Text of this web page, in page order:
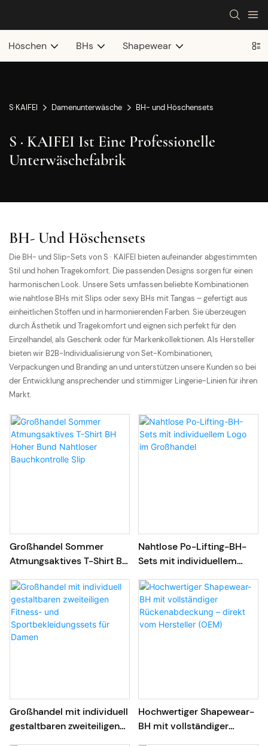
Höschen BHs Shapewear
S·KAIFEI Damenunterwäsche BH- und Höschensets
S · KAIFEI Ist Eine Professionelle
Unterwäschefabrik
BH- Und Höschensets
Die BH- und Slip-Sets von S · KAIFEI bieten aufeinander abgestimmten
Stil und hohen Tragekomfort. Die passenden Designs sorgen für einen
harmonischen Look. Unsere Sets umfassen beliebte Kombinationen
wie nahtlose BHs mit Slips oder sexy BHs mit Tangas – gefertigt aus
einheitlichen Stoffen und in harmonierenden Farben. Sie überzeugen
durch Ästhetik und Tragekomfort und eignen sich perfekt für den
Einzelhandel, als Geschenk oder für Markenkollektionen. Als Hersteller
bieten wir B2B-Individualisierung von Set-Kombinationen,
Verpackungen und Branding an und unterstützen unsere Kunden so bei
der Entwicklung ansprechender und stimmiger Lingerie-Linien für ihren
Markt.
Großhandel Sommer
Atmungsaktives T-Shirt BH
Bauchkontrolle Slip
Nahtlose Po-Lifting-BH-
Sets mit individuellem
Großhandel mit individuell
gestaltbaren zweiteiligen
Hochwertiger Shapewear-
BH mit vollständiger